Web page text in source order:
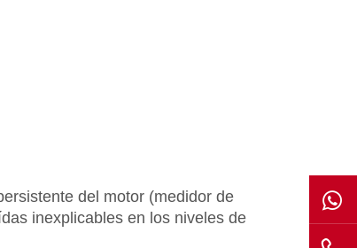
del motor (medidor de
inexplicables en los niveles de